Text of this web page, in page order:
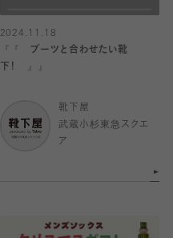
2024.11.18
『『 ブーツと合わせたい靴
下！ 』』
靴下屋
武蔵小杉東急スクエ
ア